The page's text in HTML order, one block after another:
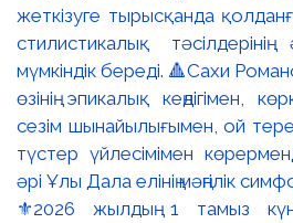
⚜️2026 жылдың 1 тамыз